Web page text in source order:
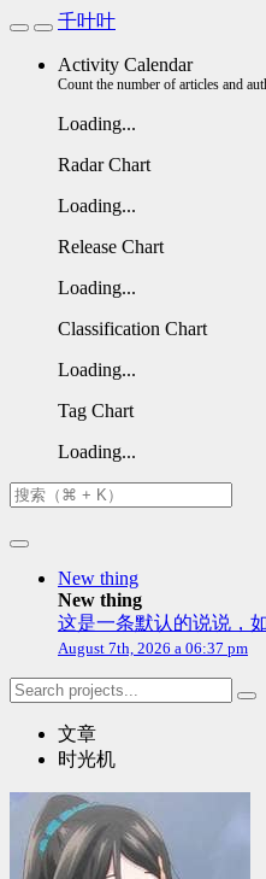
千叶叶
Activity Calendar
Count the number of articles and
Loading...
Radar Chart
Loading...
Release Chart
Loading...
Classification Chart
Loading...
Tag Chart
Loading...
New thing
New thing
这是一条默认的说说，
August 7th, 2026 a 06:37 pm
文章
时光机